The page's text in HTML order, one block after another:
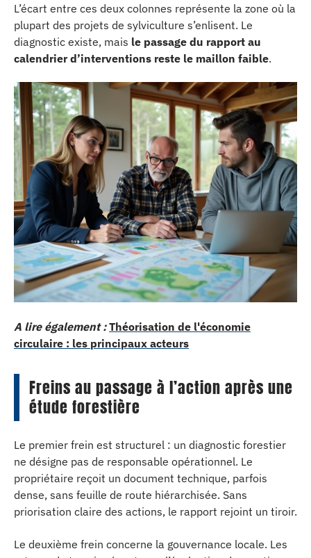
L’écart entre ces deux colonnes représente la zone où la
plupart des projets de sylviculture s’enlisent. Le
diagnostic existe, mais le passage du rapport au
calendrier d’interventions reste le maillon faible.
A lire également : Théorisation de l'économie
circulaire : les principaux acteurs
Freins au passage à l’action après une
étude forestière
Le premier frein est structurel : un diagnostic forestier
ne désigne pas de responsable opérationnel. Le
propriétaire reçoit un document technique, parfois
dense, sans feuille de route hiérarchisée. Sans
priorisation claire des actions, le rapport rejoint un tiroir.
Le deuxième frein concerne la gouvernance locale. Les